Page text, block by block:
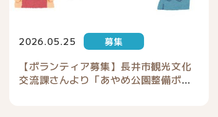
2026.05.25 募集
【ボランティア募集】長井市観光文化
交流課さんより「あやめ公園整備ボラ